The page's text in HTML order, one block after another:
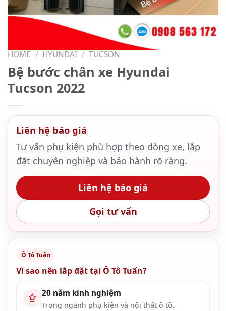
HOME / HYUNDAI / TUCSON
Bệ bước chân xe Hyundai
Tucson 2022
Liên hệ báo giá
Tư vấn phụ kiện phù hợp theo dòng xe, lắp
đặt chuyên nghiệp và bảo hành rõ ràng.
Liên hệ báo giá
Gọi tư vấn
Ô Tô Tuấn
Vì sao nên lắp đặt tại Ô Tô Tuấn?
20 năm kinh nghiệm
Trong ngành phụ kiện và nội thất ô tô.